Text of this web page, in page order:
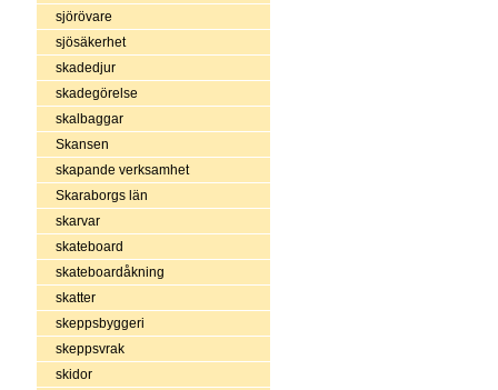
sjörövare
sjösäkerhet
skadedjur
skadegörelse
skalbaggar
Skansen
skapande verksamhet
Skaraborgs län
skarvar
skateboard
skateboardåkning
skatter
skeppsbyggeri
skeppsvrak
skidor